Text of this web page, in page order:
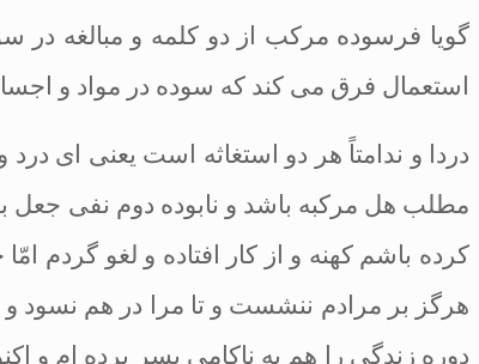
گويا فرسوده مركب از دو كلمه و مبالغه در
استعمال فرق مى ‏كند كه سوده در مواد و
دردا و ندامتاً هر دو استغاثه است يعنى اى
مطلب هل مركبه باشد و نابوده دوم نفى جعل
كرده ‏باشم كهنه و از كار افتاده و لغو گردم
هرگز بر مرادم ننشست و تا مرا در هم نسود
دوره زندگى را هم به ناكامى بسر برده‏ ام و